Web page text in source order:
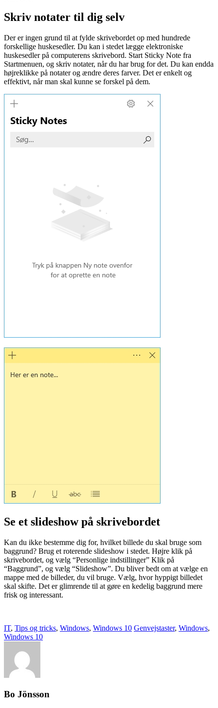
Skriv notater til dig selv
Der er ingen grund til at fylde skrivebordet op med hundrede
forskellige huskesedler. Du kan i stedet lægge elektroniske
huskesedler på computerens skrivebord. Start Sticky Note fra
Startmenuen, og skriv notater, når du har brug for det. Du kan endda
højreklikke på notater og ændre deres farver. Det er enkelt og
effektivt, når man skal kunne se forskel på dem.
Se et slideshow på skrivebordet
Kan du ikke bestemme dig for, hvilket billede du skal bruge som
baggrund? Brug et roterende slideshow i stedet. Højre klik på
skrivebordet, og vælg “Personlige indstillinger” Klik på
“Baggrund”, og vælg “Slideshow”. Du bliver bedt om at vælge en
mappe med de billeder, du vil bruge. Vælg, hvor hyppigt billedet
skal skifte. Det er glimrende til at gøre en kedelig baggrund mere
frisk og interessant.
IT, Tips og tricks, Windows, Windows 10 Genvejstaster, Windows,
Windows 10
Bo Jönsson